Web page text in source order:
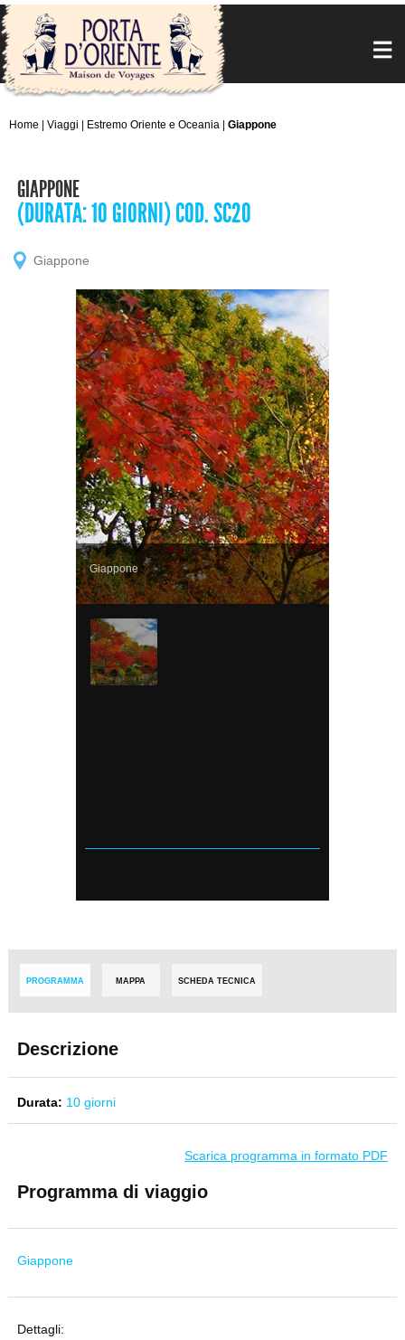
Home Viaggi Estremo Oriente e Oceania Giappone
GIAPPONE
(DURATA: 10 GIORNI) COD. SC20
Giappone
Giappone
PROGRAMMA MAPPA SCHEDA TECNICA
Descrizione
Durata: 10 giorni
Scarica programma in formato PDF
Programma di viaggio
Giappone
Dettagli: